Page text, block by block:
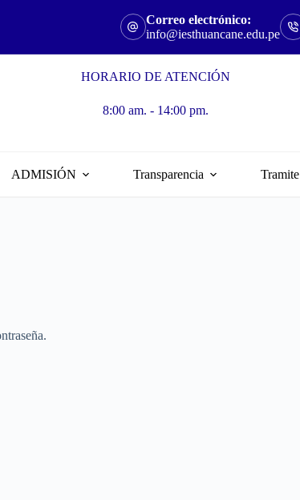
Correo electrónico:
info@iesthuancane.edu.pe
HORARIO DE ATENCIÓN
8:00 am. - 14:00 pm.
ADMISIÓN Transparencia Tramite